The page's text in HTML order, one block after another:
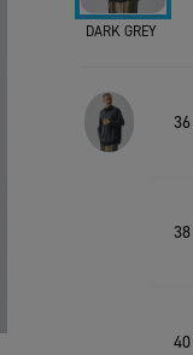
DARK GREY
36
38
40